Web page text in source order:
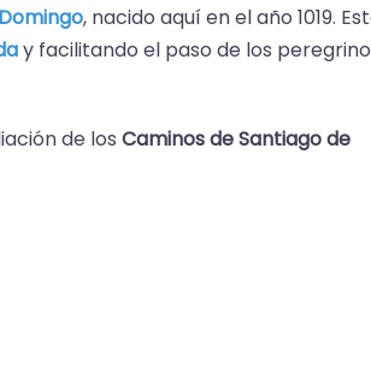
, nacido aquí en el año 1019.
y facilitando el paso de los
de los Caminos de Santiago de